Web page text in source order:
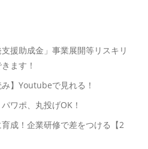
支援助成金」事業展開等リスキリ
ます！
】Youtubeで見れる！
ワポ、丸投げOK！
成！企業研修で差をつける【2